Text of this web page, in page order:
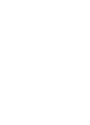
ม่ 2023 ไม่ครอบลิงค์